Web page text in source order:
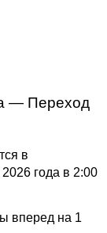
— Переход
в
года в 2:00
вперед на 1